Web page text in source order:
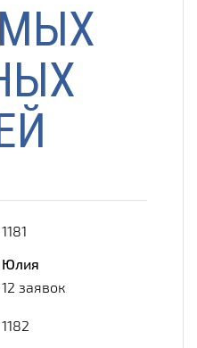
1181
Юлия
12 заявок
1182